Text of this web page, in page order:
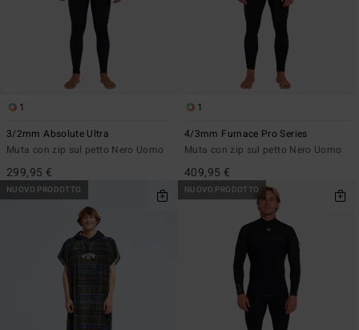
1
3/2mm Absolute Ultra
Muta con zip sul petto Nero Uomo
299,95 €
1
4/3mm Furnace Pro Series
Muta con zip sul petto Nero Uomo
409,95 €
NUOVO PRODOTTO NUOVO PRODOTTO